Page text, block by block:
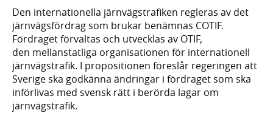
Den internationella järnvägstrafiken regleras av det
järnvägsfördrag som brukar benämnas COTIF.
Fördraget förvaltas och utvecklas av OTIF,
den mellanstatliga organisationen för internationell
järnvägstrafik. I propositionen föreslår regeringen att
Sverige ska godkänna ändringar i fördraget som ska
införlivas med svensk rätt i berörda lagar om
järnvägstrafik.